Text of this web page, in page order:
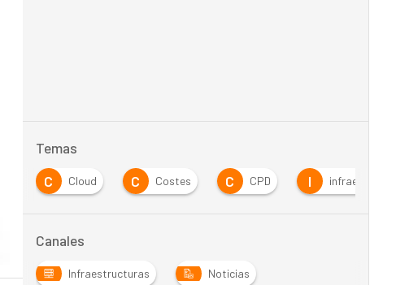
Temas
C Cloud C Costes C CPD I
Canales
Infraestructuras Noticias